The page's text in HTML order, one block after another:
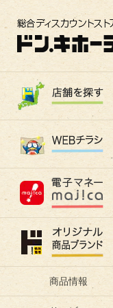
商品情報